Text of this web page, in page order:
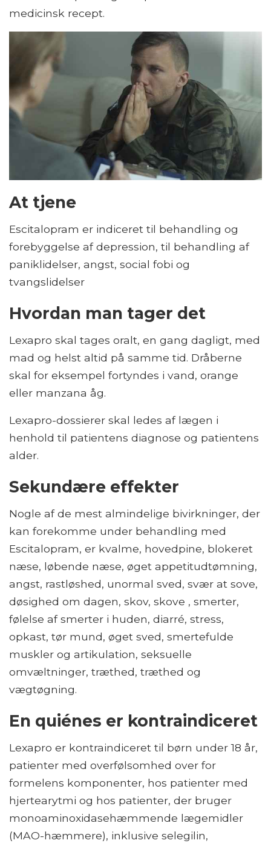
medicinsk recept.
At tjene
Escitalopram er indiceret til behandling og
forebyggelse af depression, til behandling af
paniklidelser, angst, social fobi og
tvangslidelser
Hvordan man tager det
Lexapro skal tages oralt, en gang dagligt, med
mad og helst altid på samme tid. Dråberne
skal for eksempel fortyndes i vand, orange
eller manzana åg.
Lexapro-dossierer skal ledes af lægen i
henhold til patientens diagnose og patientens
alder.
Sekundære effekter
Nogle af de mest almindelige bivirkninger, der
kan forekomme under behandling med
Escitalopram, er kvalme, hovedpine, blokeret
næse, løbende næse, øget appetitudtømning,
angst, rastløshed, unormal sved, svær at sove,
døsighed om dagen, skov, skove , smerter,
følelse af smerter i huden, diarré, stress,
opkast, tør mund, øget sved, smertefulde
muskler og artikulation, seksuelle
omvæltninger, træthed, træthed og
vægtøgning.
En quiénes er kontraindiceret
Lexapro er kontraindiceret til børn under 18 år,
patienter med overfølsomhed over for
formelens komponenter, hos patienter med
hjertearytmi og hos patienter, der bruger
monoaminoxidasehæmmende lægemidler
(MAO-hæmmere), inklusive selegilin,